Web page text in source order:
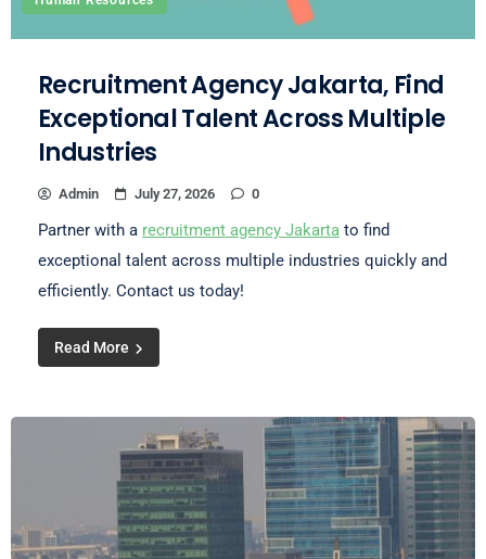
Recruitment Agency Jakarta, Find
Exceptional Talent Across Multiple
Industries
Admin July 27, 2026 0
Partner with a recruitment agency Jakarta to find
exceptional talent across multiple industries quickly and
efficiently. Contact us today!
Read More